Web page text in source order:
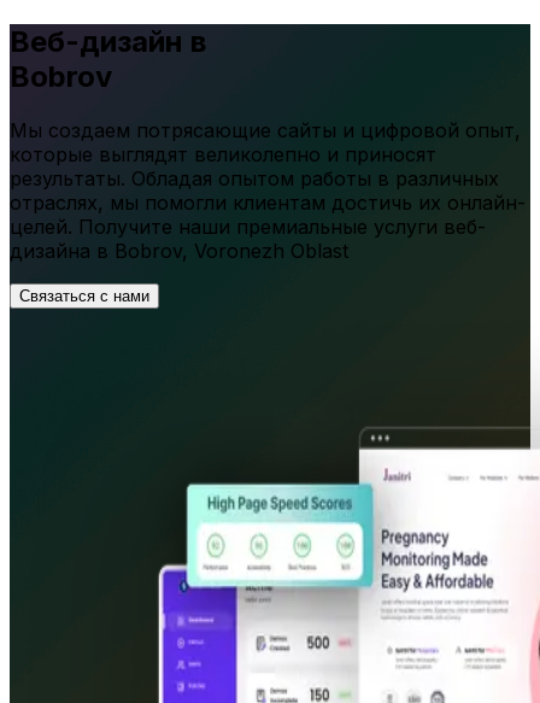
Веб-дизайн в
Bobrov
Мы создаем потрясающие сайты и цифровой опыт,
которые выглядят великолепно и приносят
результаты. Обладая опытом работы в различных
отраслях, мы помогли клиентам достичь их онлайн-
целей. Получите наши премиальные услуги веб-
дизайна в Bobrov, Voronezh Oblast
Связаться с нами